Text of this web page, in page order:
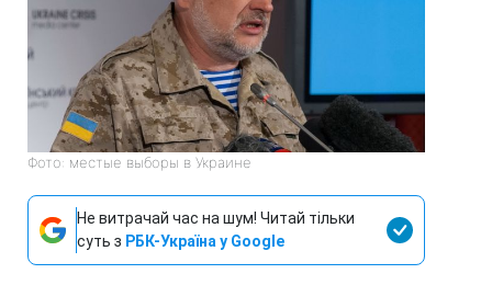
Фото: местые выборы в Украине
Не витрачай час на шум! Читай тільки
суть з РБК-Україна у Google